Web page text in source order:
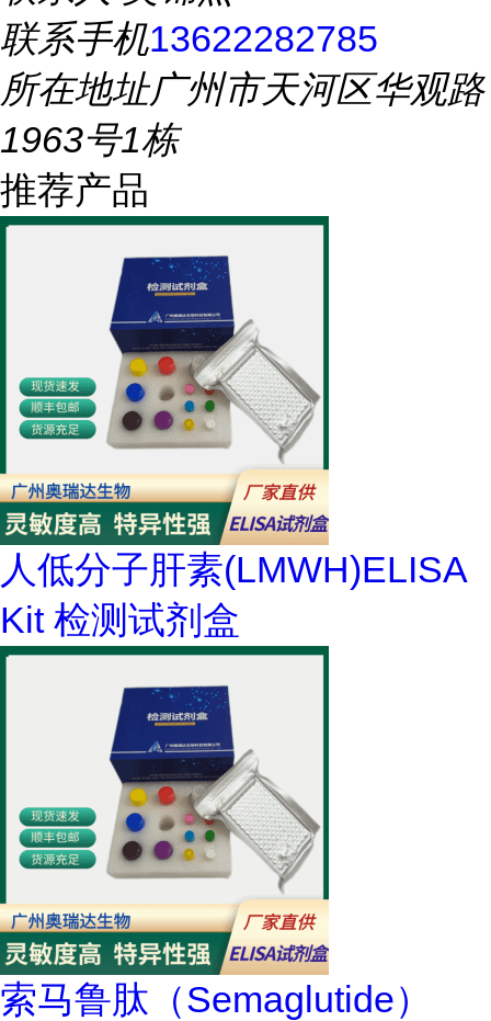
联系手机13622282785
所在地址广州市天河区华观路
1963号1栋
推荐产品
人低分子肝素(LMWH)ELISA
Kit 检测试剂盒
索马鲁肽（Semaglutide）